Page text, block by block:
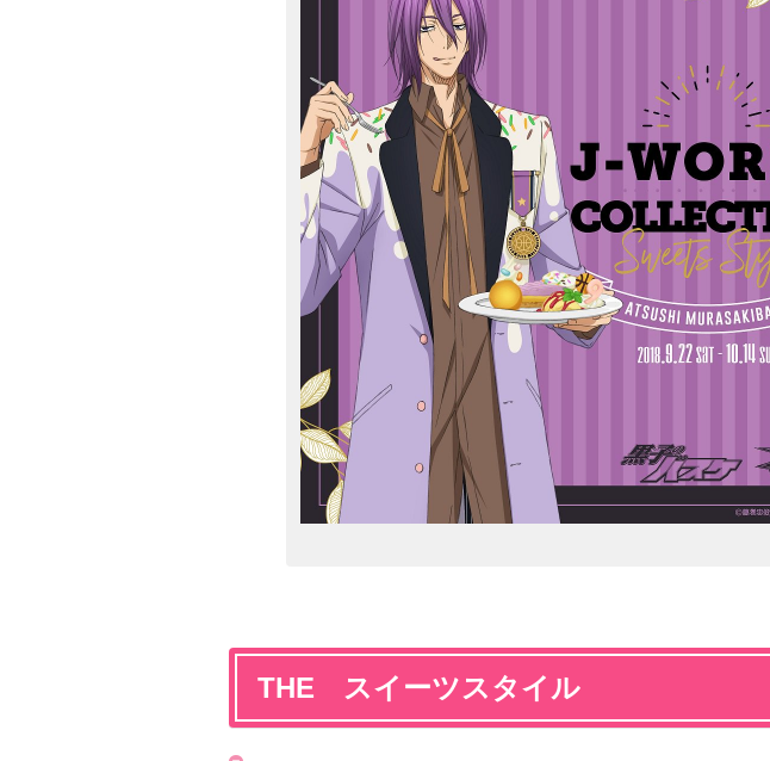
THE スイーツスタイル